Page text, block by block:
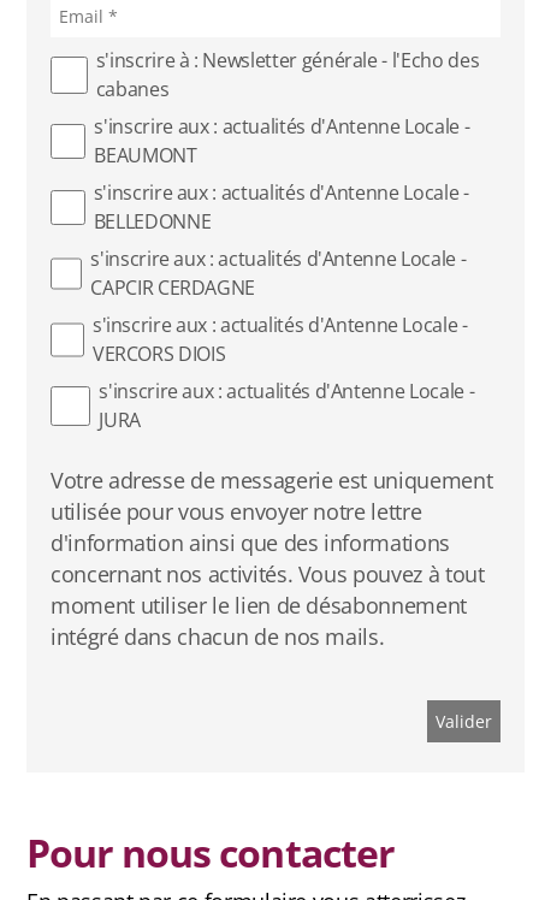
s'inscrire à : Newsletter générale - l'Echo des
cabanes
s'inscrire aux : actualités d'Antenne Locale -
BEAUMONT
s'inscrire aux : actualités d'Antenne Locale -
BELLEDONNE
s'inscrire aux : actualités d'Antenne Locale -
CAPCIR CERDAGNE
s'inscrire aux : actualités d'Antenne Locale -
VERCORS DIOIS
s'inscrire aux : actualités d'Antenne Locale -
JURA
Votre adresse de messagerie est uniquement
utilisée pour vous envoyer notre lettre
d'information ainsi que des informations
concernant nos activités. Vous pouvez à tout
moment utiliser le lien de désabonnement
intégré dans chacun de nos mails.
Pour nous contacter
Antenne Jura
Antenne Vercors/ Diois
Les éditions Tous A Poêle
Chroniques de chantiers
Chansons
Livres d'or de cabanes
Peinture suédoise
Contact et newsletter